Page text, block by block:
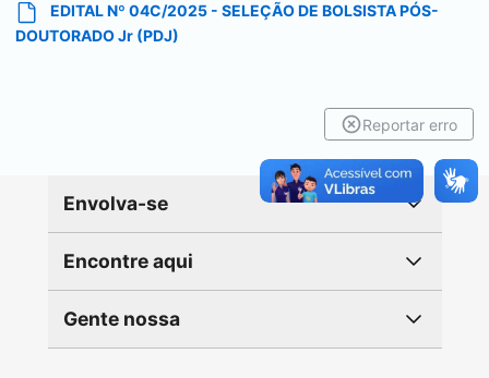
EDITAL Nº 04C/2025 - SELEÇÃO DE BOLSISTA PÓS-
DOUTORADO Jr (PDJ)
Reportar erro
Envolva-se
Encontre aqui
Gente nossa